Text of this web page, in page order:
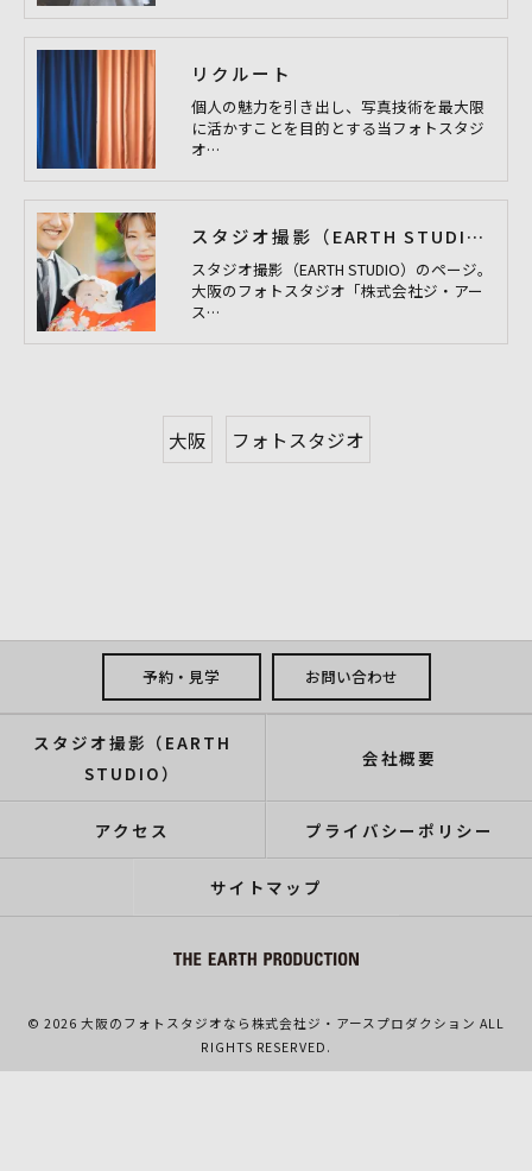
リクルート
個人の魅力を引き出し、写真技術を最大限
に活かすことを目的とする当フォトスタジ
オ…
スタジオ撮影（EARTH STUDIO）
スタジオ撮影（EARTH STUDIO）のページ。
大阪のフォトスタジオ「株式会社ジ・アー
ス…
大阪 フォトスタジオ
予約・見学 お問い合わせ
スタジオ撮影（EARTH
STUDIO）
会社概要
アクセス プライバシーポリシー
サイトマップ
© 2026 大阪のフォトスタジオなら株式会社ジ・アースプロダクション ALL
RIGHTS RESERVED.